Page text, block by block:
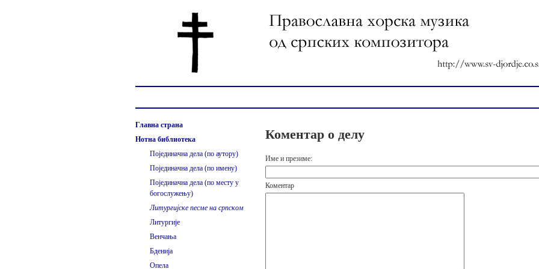
Главна страна
Нотна библиотека
Појединачна дела (по аутору)
Појединачна дела (по имену)
Појединачна дела (по месту у
богослужењу)
Литургијске песме на српском
Литургије
Венчања
Бденија
Опела
Коментар о делу
Име и презиме:
Коментар